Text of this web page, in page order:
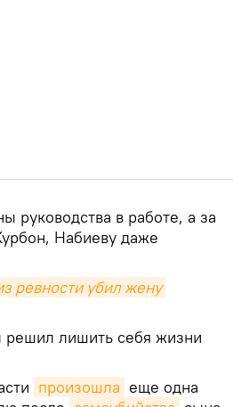
руководства в работе, а за
Набиеву даже
ревности убил жену
решил лишить себя жизни
произошла еще одна